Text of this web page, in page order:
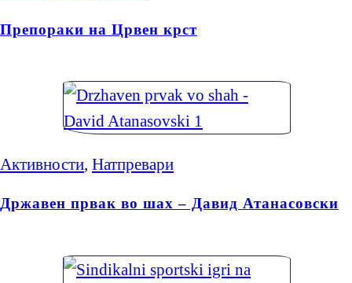
Препораки на Црвен крст
Активности, Натпревари
Државен првак во шах – Давид Атанасовски